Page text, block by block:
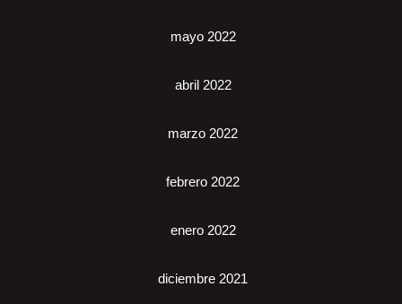
mayo 2022
abril 2022
marzo 2022
febrero 2022
enero 2022
diciembre 2021